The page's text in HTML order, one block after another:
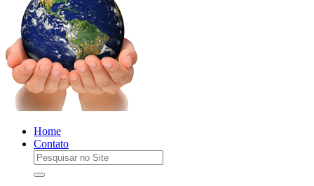
Home
Contato